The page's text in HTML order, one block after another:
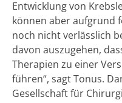
Entwicklung von
können aber aufgrund
noch nicht verlässlich
davon auszugehen,
Therapien zu einer
führen“, sagt Tonus.
Gesellschaft für